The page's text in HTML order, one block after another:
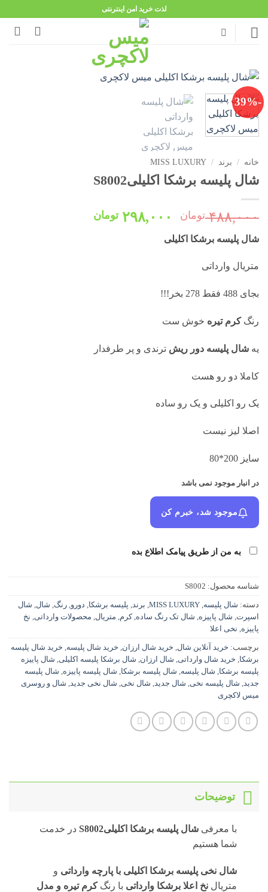
content
لذت خرید امن اینترنتی
-39%
خانه / برند /
MISS LUXURY
شال پلیسه برشکا اکلیلیS8002
۴۸۸,۰۰۰ تومان
قیمت
۲۹۸,۰۰۰ تومان
شال پلیسه برشکا اکلیلی
متریال وارداتی
بجای 488 فقط 278 بخر!!!
رنگ کرم تیره خوش ست
یه شال پلیسه دور ریش ترندی و پر طرفدار
کاملا دو رو هست
یک رو اکلیلی و یک رو ساده
اصلا لیز نیست
سایز 200*80
در انبار موجود نمی باشد
موجود شد، خبرم کن
به من از طریق پیامک اطلاع بده
شناسه محصول: S8002
دسته: شال پلیسه MISS LUXURY برند پلیسه برشکا دورو رنگ شال شال
اسپرت شال پاییزه شال تک رنگ ساده ,کرم متریال محصولات وارداتی نخ
پاییزه نخی اعلا
برچسب: خرید آنلاین شال خرید شال ارزان خرید شال پلیسه خرید شال پلیسه
برشکا خرید شال وارداتی شال ارزان شال برشکا پلیسه اکلیلی شال پاییزه
پلیسه برشکا شال پلیسه شال پلیسه برشکا شال پلیسه پاییزه شال پلیسه
جدید
شال پلیسه نخی شال جدید شال نخی شال نخی جدید
شال و روسری
میس لاکچری
توضیحات
با معرفی شال پلیسه برشکا اکلیلیS8002
در خدمت
شما هستیم
شال نخی پلیسه برشکا اکلیلی با پارچه وارداتی و
متریال نخ اعلا برشکا وارداتی با رنگکرم تیره و مدل